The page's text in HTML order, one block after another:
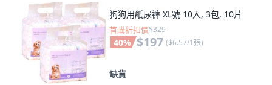
狗狗用紙尿褲 XL號 10入, 3包, 10片
首購折扣價$329
40% $197 ($6.57/1張)
缺貨